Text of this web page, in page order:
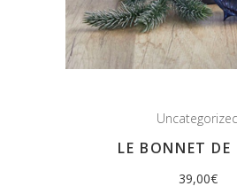
LE BONNET DE
39,00€